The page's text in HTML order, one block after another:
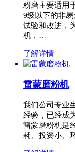
粉磨主要适用
9级以下的非
试验和改进，
机，…
了解详情
雷蒙磨粉机
我们公司专业
经验，已经成
雷蒙磨粉机是
耗、投资小、